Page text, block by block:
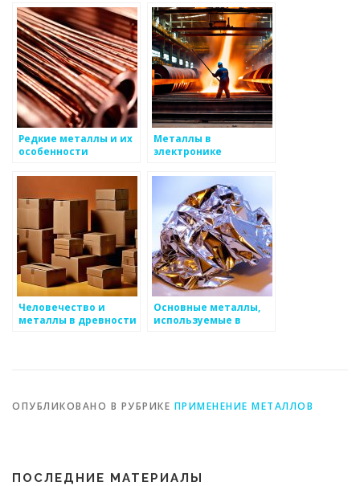
Редкие металлы и их
особенности
Металлы в
электронике
Человечество и
металлы в древности
Основные металлы,
используемые в
ОПУБЛИКОВАНО В РУБРИКЕ ПРИМЕНЕНИЕ МЕТАЛЛОВ
ПОСЛЕДНИЕ МАТЕРИАЛЫ